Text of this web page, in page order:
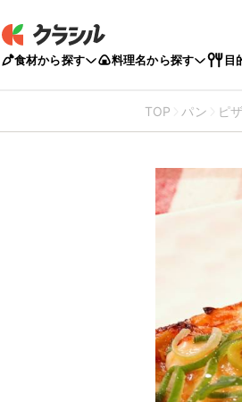
食材から探す 料理名から探す 目
TOP パン ピザ